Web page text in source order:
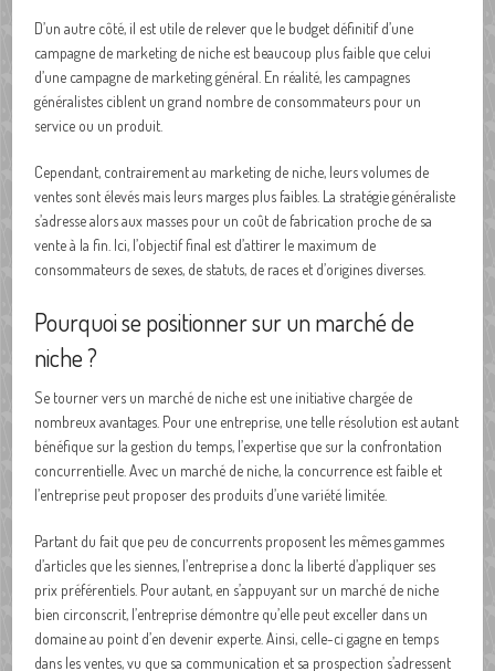
D’un autre côté, il est utile de relever que le budget définitif d’une
campagne de marketing de niche est beaucoup plus faible que celui
d’une campagne de marketing général. En réalité, les campagnes
généralistes ciblent un grand nombre de consommateurs pour un
service ou un produit.
Cependant, contrairement au marketing de niche, leurs volumes de
ventes sont élevés mais leurs marges plus faibles. La stratégie généraliste
s’adresse alors aux masses pour un coût de fabrication proche de sa
vente à la fin. Ici, l’objectif final est d’attirer le maximum de
consommateurs de sexes, de statuts, de races et d’origines diverses.
Pourquoi se positionner sur un marché de
niche ?
Se tourner vers un marché de niche est une initiative chargée de
nombreux avantages. Pour une entreprise, une telle résolution est autant
bénéfique sur la gestion du temps, l’expertise que sur la confrontation
concurrentielle. Avec un marché de niche, la concurrence est faible et
l’entreprise peut proposer des produits d’une variété limitée.
Partant du fait que peu de concurrents proposent les mêmes gammes
d’articles que les siennes, l’entreprise a donc la liberté d’appliquer ses
prix préférentiels. Pour autant, en s’appuyant sur un marché de niche
bien circonscrit, l’entreprise démontre qu’elle peut exceller dans un
domaine au point d’en devenir experte. Ainsi, celle-ci gagne en temps
dans les ventes, vu que sa communication et sa prospection s’adressent